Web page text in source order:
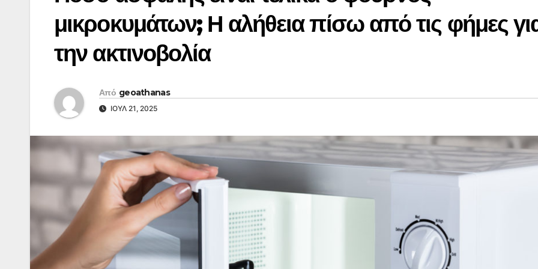
μικροκυμάτων; Η αλήθεια πίσω από τις φήμες
την ακτινοβολία
Από geoathanas
ΙΟΎΛ 21, 2025